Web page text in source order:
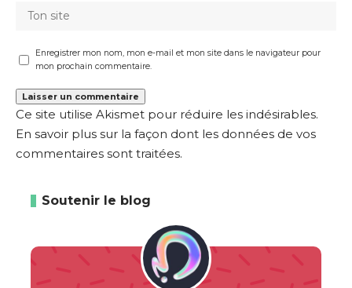
Enregistrer mon nom, mon e-mail et mon site dans le navigateur pour
mon prochain commentaire.
Ce site utilise Akismet pour réduire les indésirables.
En savoir plus sur la façon dont les données de vos
commentaires sont traitées.
Soutenir le blog